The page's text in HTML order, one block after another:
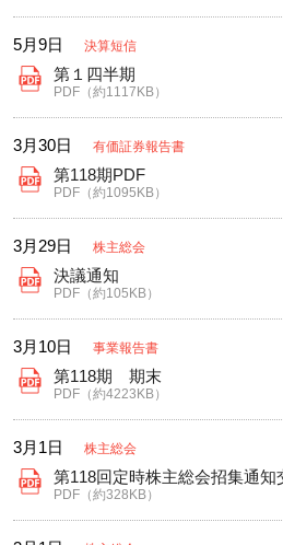
5月9日 決算短信
第１四半期
PDF（約1117KB）
3月30日 有価証券報告書
第118期PDF
PDF（約1095KB）
3月29日 株主総会
決議通知
PDF（約105KB）
3月10日 事業報告書
第118期 期末
PDF（約4223KB）
3月1日 株主総会
第118回定時株主総会招集通
PDF（約328KB）